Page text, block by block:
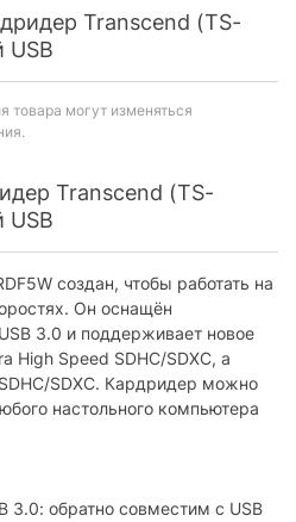
Transcend (TS-
USB
товара могут изменяться
Transcend (TS-
USB
создан, чтобы работать на
Он оснащён
3.0 и поддерживает новое
High Speed SDHC/SDXC, а
SDXC. Кардридер можно
настольного компьютера
3.0: обратно совместим с USB